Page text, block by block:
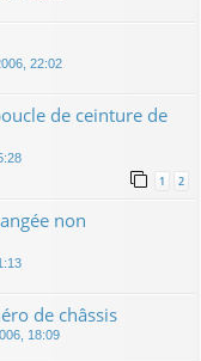
22:02
de ceinture de
1 2
non
de châssis
18:09